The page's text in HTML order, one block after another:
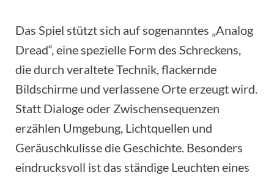
Das Spiel stützt sich auf sogenanntes „Analog
Dread“, eine spezielle Form des Schreckens,
die durch veraltete Technik, flackernde
Bildschirme und verlassene Orte erzeugt wird.
Statt Dialoge oder Zwischensequenzen
erzählen Umgebung, Lichtquellen und
Geräuschkulisse die Geschichte. Besonders
eindrucksvoll ist das ständige Leuchten eines